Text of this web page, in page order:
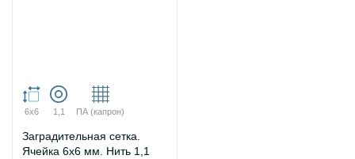
6х6 1,1 ПА (капрон)
Заградительная сетка.
Ячейка 6х6 мм. Нить 1,1